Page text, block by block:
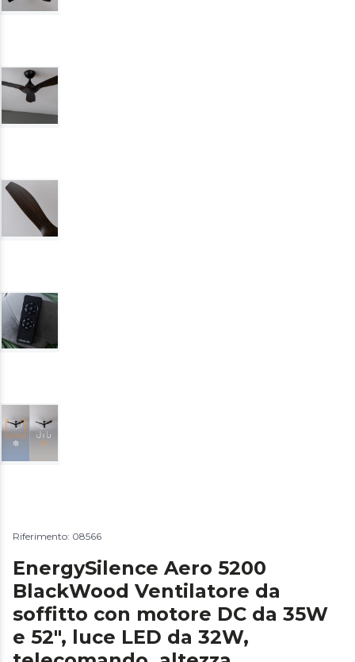
Riferimento: 08566
EnergySilence Aero 5200
BlackWood Ventilatore da
soffitto con motore DC da 35W
e 52", luce LED da 32W,